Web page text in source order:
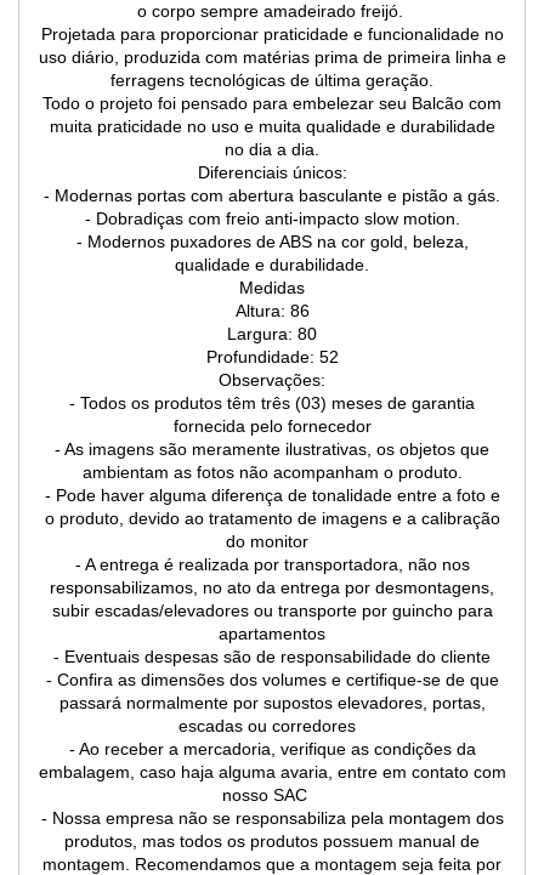
o corpo sempre amadeirado freijó.
Projetada para proporcionar praticidade e funcionalidade no
uso diário, produzida com matérias prima de primeira linha e
ferragens tecnológicas de última geração.
Todo o projeto foi pensado para embelezar seu Balcão com
muita praticidade no uso e muita qualidade e durabilidade
no dia a dia.
Diferenciais únicos:
- Modernas portas com abertura basculante e pistão a gás.
- Dobradiças com freio anti-impacto slow motion.
- Modernos puxadores de ABS na cor gold, beleza,
qualidade e durabilidade.
Medidas
Altura: 86
Largura: 80
Profundidade: 52
Observações:
- Todos os produtos têm três (03) meses de garantia
fornecida pelo fornecedor
- As imagens são meramente ilustrativas, os objetos que
ambientam as fotos não acompanham o produto.
- Pode haver alguma diferença de tonalidade entre a foto e
o produto, devido ao tratamento de imagens e a calibração
do monitor
- A entrega é realizada por transportadora, não nos
responsabilizamos, no ato da entrega por desmontagens,
subir escadas/elevadores ou transporte por guincho para
apartamentos
- Eventuais despesas são de responsabilidade do cliente
- Confira as dimensões dos volumes e certifique-se de que
passará normalmente por supostos elevadores, portas,
escadas ou corredores
- Ao receber a mercadoria, verifique as condições da
embalagem, caso haja alguma avaria, entre em contato com
nosso SAC
- Nossa empresa não se responsabiliza pela montagem dos
produtos, mas todos os produtos possuem manual de
montagem. Recomendamos que a montagem seja feita por